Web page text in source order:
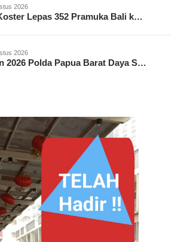
2026
Lepas 352 Pramuka Bali k…
2026
2026 Polda Papua Barat Daya S…